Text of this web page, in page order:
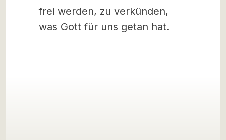
frei werden, zu verkünden,
was Gott für uns getan hat.